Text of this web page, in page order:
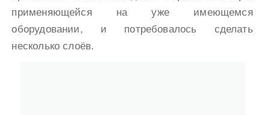
применяющейся на уже имеющемся
оборудовании, и потребовалось сделать
несколько слоёв.